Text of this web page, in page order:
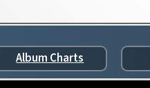
Album Charts